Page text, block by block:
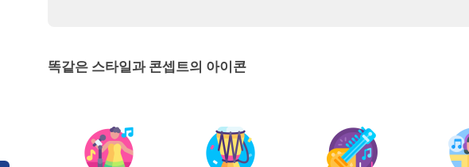
똑같은 스타일과 콘셉트의 아이콘